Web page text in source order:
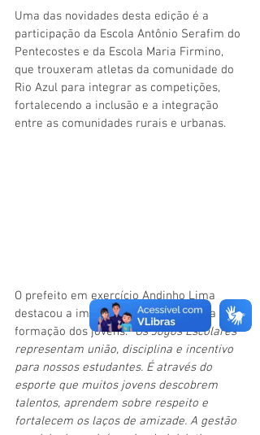
Uma das novidades desta edição é a
participação da Escola Antônio Serafim do
Pentecostes e da Escola Maria Firmino,
que trouxeram atletas da comunidade do
Rio Azul para integrar as competições,
fortalecendo a inclusão e a integração
entre as comunidades rurais e urbanas.
O prefeito em exercício Andinho Lima
destacou a importância do esporte na
formação dos jovens. “Os Jogos Escolares
representam união, disciplina e incentivo
para nossos estudantes. É através do
esporte que muitos jovens descobrem
talentos, aprendem sobre respeito e
fortalecem os laços de amizade. A gestão